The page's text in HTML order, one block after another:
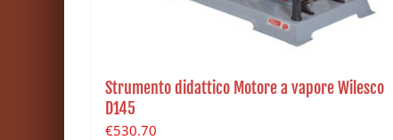
Strumento didattico Motore a vapore Wilesco
D145
€530.70